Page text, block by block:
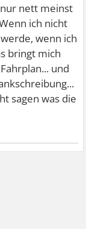
nett meinst
ich nicht
wenn ich
bringt mich
und
sagen was die